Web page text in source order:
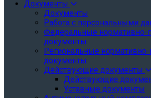
Документы
Документы
Работа с персональными
Федеральные нормативно-
документы
Региональные
документы
Действующие документы
Действующие
Уставные документы